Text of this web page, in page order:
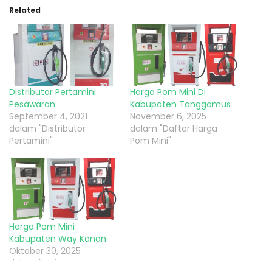
Related
Distributor Pertamini
Pesawaran
September 4, 2021
dalam "Distributor
Pertamini"
Harga Pom Mini Di
Kabupaten Tanggamus
November 6, 2025
dalam "Daftar Harga
Pom Mini"
Harga Pom Mini
Kabupaten Way Kanan
Oktober 30, 2025